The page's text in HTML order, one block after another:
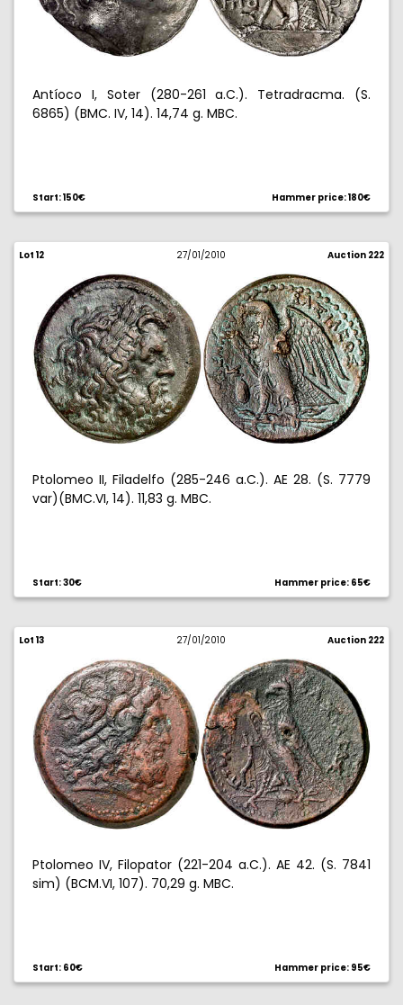
Antíoco I, Soter (280-261 a.C.). Tetradracma. (S.
6865) (BMC. IV, 14). 14,74 g. MBC.
Start: 150€ Hammer price: 180€
Lot 12 27/01/2010 Auction 222
Ptolomeo II, Filadelfo (285-246 a.C.). AE 28. (S. 7779
var)(BMC.VI, 14). 11,83 g. MBC.
Start: 30€ Hammer price: 65€
Lot 13 27/01/2010 Auction 222
Ptolomeo IV, Filopator (221-204 a.C.). AE 42. (S. 7841
sim) (BCM.VI, 107). 70,29 g. MBC.
Start: 60€ Hammer price: 95€